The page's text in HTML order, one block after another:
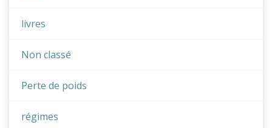
livres
Non classé
Perte de poids
régimes